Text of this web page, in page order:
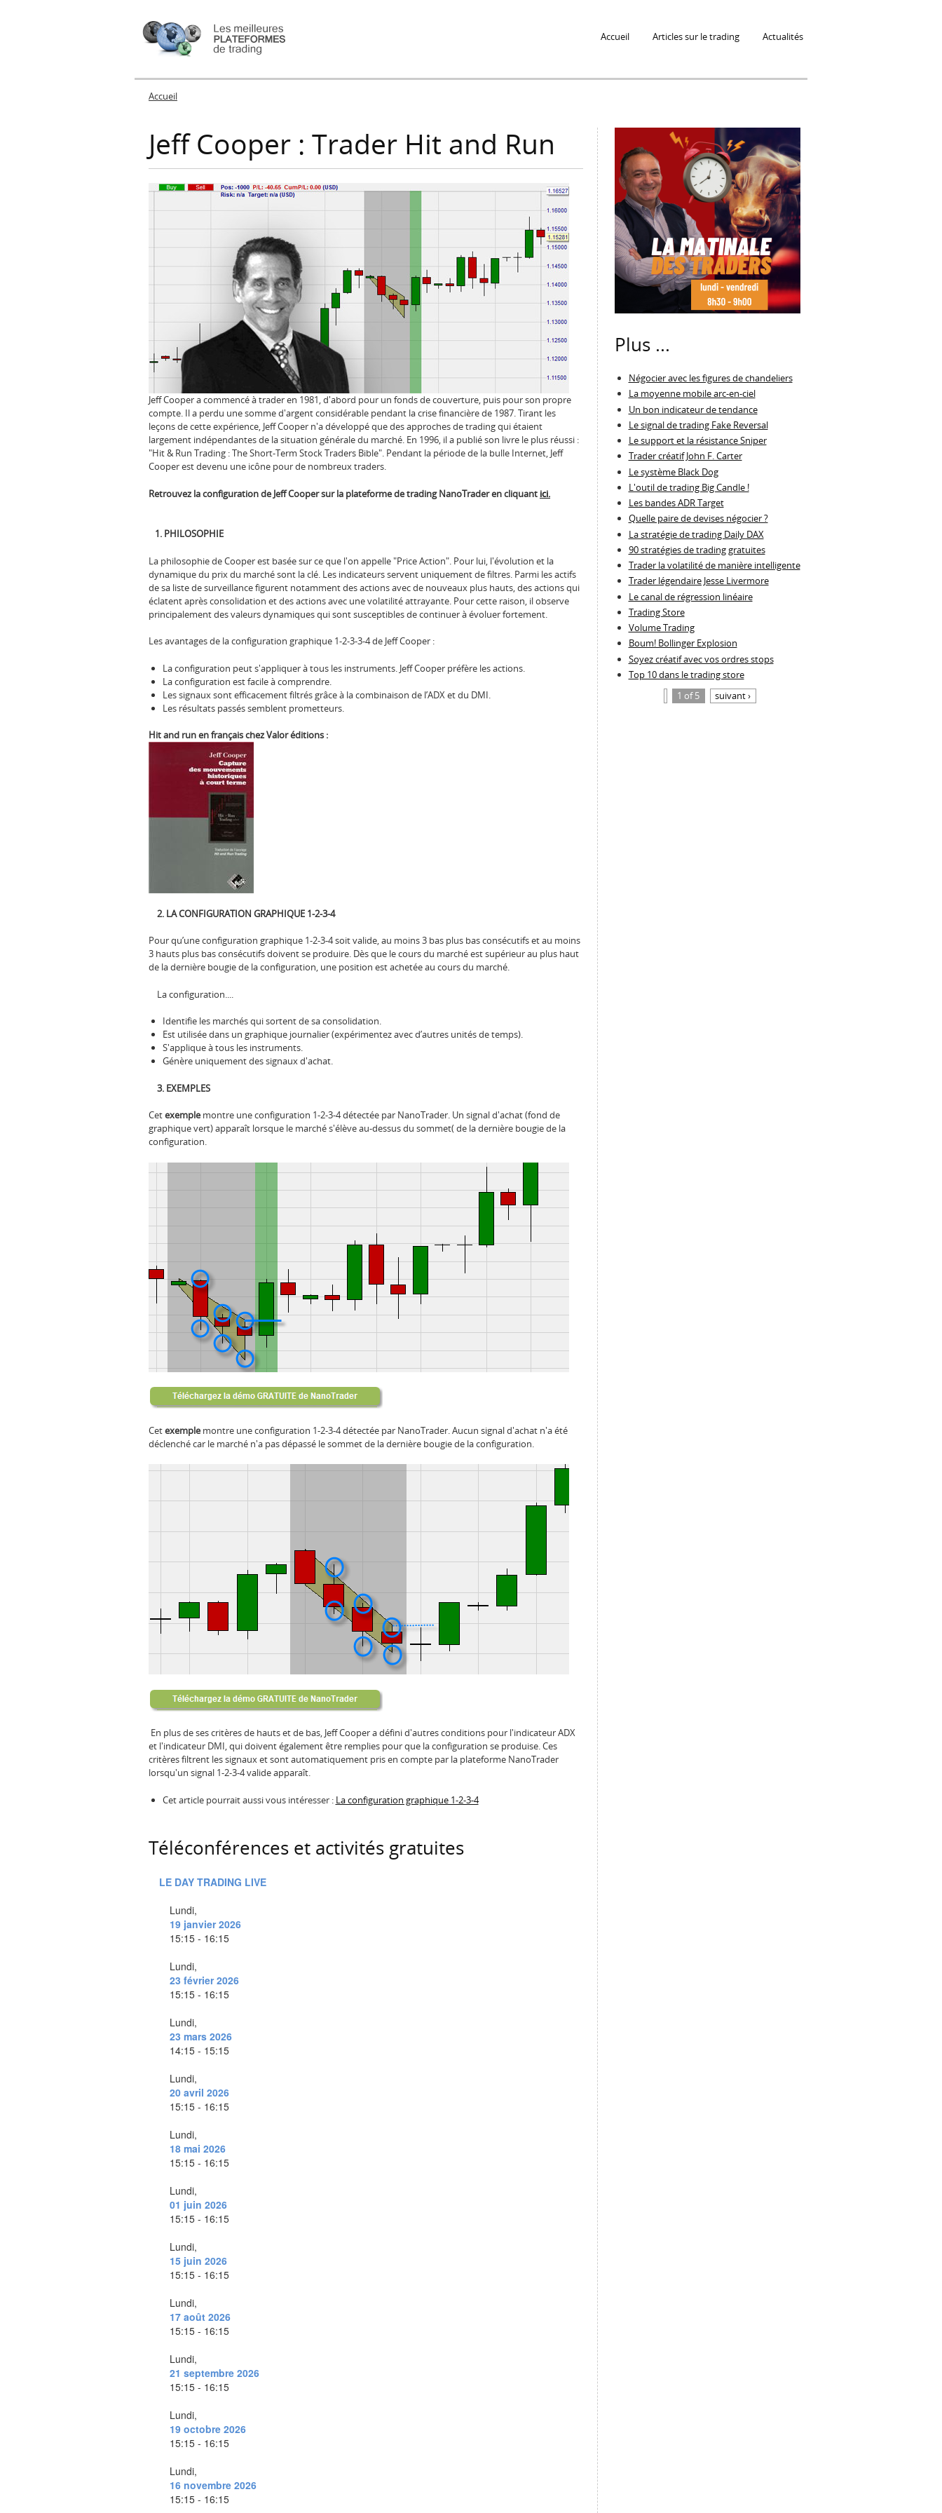
Accueil Articles sur le trading Actualités
Vous êtes ici
Accueil
Jeff Cooper : Trader Hit and Run
Jeff Cooper a commencé à trader en 1981, d'abord pour un fonds de couverture, puis pour son propre
compte. Il a perdu une somme d'argent considérable pendant la crise financière de 1987. Tirant les
leçons de cette expérience, Jeff Cooper n'a développé que des approches de trading qui étaient
largement indépendantes de la situation générale du marché. En 1996, il a publié son livre le plus réussi :
"Hit & Run Trading : The Short-Term Stock Traders Bible". Pendant la période de la bulle Internet, Jeff
Cooper est devenu une icône pour de nombreux traders.
Retrouvez la configuration de Jeff Cooper sur la plateforme de trading NanoTrader en cliquant ici.
1. PHILOSOPHIE
La philosophie de Cooper est basée sur ce que l'on appelle "Price Action". Pour lui, l'évolution et la
dynamique du prix du marché sont la clé. Les indicateurs servent uniquement de filtres. Parmi les actifs
de sa liste de surveillance figurent notamment des actions avec de nouveaux plus hauts, des actions qui
éclatent après consolidation et des actions avec une volatilité attrayante. Pour cette raison, il observe
principalement des valeurs dynamiques qui sont susceptibles de continuer à évoluer fortement.
Les avantages de la configuration graphique 1-2-3-3-4 de Jeff Cooper :
La configuration peut s'appliquer à tous les instruments. Jeff Cooper préfère les actions.
La configuration est facile à comprendre.
Les signaux sont efficacement filtrés grâce à la combinaison de l’ADX et du DMI.
Les résultats passés semblent prometteurs.
Hit and run en français chez Valor éditions :
2. LA CONFIGURATION GRAPHIQUE 1-2-3-4
Pour qu’une configuration graphique 1-2-3-4 soit valide, au moins 3 bas plus bas consécutifs et au moins
3 hauts plus bas consécutifs doivent se produire. Dès que le cours du marché est supérieur au plus haut
de la dernière bougie de la configuration, une position est achetée au cours du marché.
La configuration....
Identifie les marchés qui sortent de sa consolidation.
Est utilisée dans un graphique journalier (expérimentez avec d’autres unités de temps).
S'applique à tous les instruments.
Génère uniquement des signaux d'achat.
3. EXEMPLES
Cetexemplemontre une configuration 1-2-3-4 détectée par NanoTrader. Un signal d'achat (fond de
graphique vert) apparaît lorsque le marché s'élève au-dessus du sommet( de la dernière bougie de la
configuration.
Cetexemplemontre une configuration 1-2-3-4 détectée par NanoTrader. Aucun signal d'achat n'a été
déclenché car le marché n'a pas dépassé le sommet de la dernière bougie de la configuration.
En plus de ses critères de hauts et de bas, Jeff Cooper a défini d'autres conditions pour l'indicateur ADX
et l'indicateur DMI, qui doivent également être remplies pour que la configuration se produise. Ces
critères filtrent les signaux et sont automatiquement pris en compte par la plateforme NanoTrader
lorsqu'un signal 1-2-3-4 valide apparaît.
Cet article pourrait aussi vous intéresser : La configuration graphique 1-2-3-4
Téléconférences et activités gratuites
Plus ...
Négocier avec les figures de chandeliers
La moyenne mobile arc-en-ciel
Un bon indicateur de tendance
Le signal de trading Fake Reversal
Le support et la résistance Sniper
Trader créatif John F. Carter
Le système Black Dog
L'outil de trading Big Candle !
Les bandes ADR Target
Quelle paire de devises négocier ?
La stratégie de trading Daily DAX
90 stratégies de trading gratuites
Trader la volatilité de manière intelligente
Trader légendaire Jesse Livermore
Le canal de régression linéaire
Trading Store
Volume Trading
Boum! Bollinger Explosion
Soyez créatif avec vos ordres stops
Top 10 dans le trading store
1 of 5
suivant ›